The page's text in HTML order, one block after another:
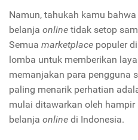
Namun, tahukah kamu
belanja online tidak setop
Semua marketplace populer
lomba untuk memberikan
memanjakan para pengguna
paling menarik perhatian
mulai ditawarkan oleh hampir
belanja online di Indonesia.